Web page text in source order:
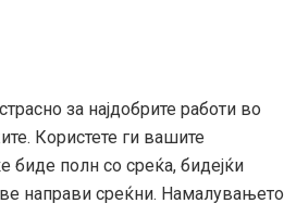
за најдобрите работи во
Користете ги вашите
биде полн со среќа, бидејќи
направи среќни. Намалувањето